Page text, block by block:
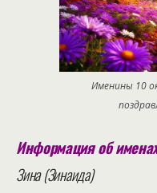
Именины 10
Информация об
Зина (Зинаида)